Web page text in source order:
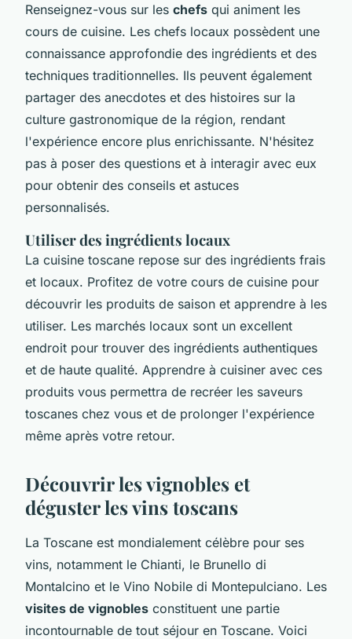
Renseignez-vous sur les chefs qui animent les
cours de cuisine. Les chefs locaux possèdent une
connaissance approfondie des ingrédients et des
techniques traditionnelles. Ils peuvent également
partager des anecdotes et des histoires sur la
culture gastronomique de la région, rendant
l'expérience encore plus enrichissante. N'hésitez
pas à poser des questions et à interagir avec eux
pour obtenir des conseils et astuces
personnalisés.
Utiliser des ingrédients locaux
La cuisine toscane repose sur des ingrédients frais
et locaux. Profitez de votre cours de cuisine pour
découvrir les produits de saison et apprendre à les
utiliser. Les marchés locaux sont un excellent
endroit pour trouver des ingrédients authentiques
et de haute qualité. Apprendre à cuisiner avec ces
produits vous permettra de recréer les saveurs
toscanes chez vous et de prolonger l'expérience
même après votre retour.
Découvrir les vignobles et
déguster les vins toscans
La Toscane est mondialement célèbre pour ses
vins, notamment le Chianti, le Brunello di
Montalcino et le Vino Nobile di Montepulciano. Les
visites de vignobles constituent une partie
incontournable de tout séjour en Toscane. Voici